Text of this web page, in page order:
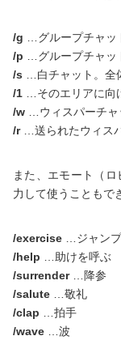
/g …グループチャッ
/p …グループチャッ
/s …白チャット。全
/1 …そのエリアに向
/w
…ウィスパーチャ
/r…送られたウィス
また、エモート（
力して使うこともで
/exercise …ジャン
/help …助けを呼ぶ
/surrender…降参
/salute …敬礼
/clap …拍手
/wave …波